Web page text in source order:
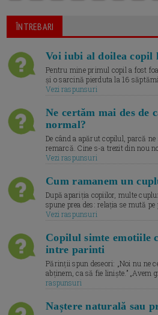
ÎNTREBARI
Voi iubi al doilea copil
Pentru mine primul copil a fost
și o sarcină pierduta la 16
Vezi raspunsuri
Ne certăm mai des de
normal?
De când a apărut copilul, parcă
remarcă. Cine s-a trezit din nou
Vezi raspunsuri
Cum ramanem un
După apariția copiilor, multe
spune prea des: relația se mută
Vezi raspunsuri
Copilul simte emotiile
intre parinti
Părinții spun deseori: „Noi nu ne
abținem, ca să fie liniște.” „Avem
raspunsuri
Naștere naturală sau